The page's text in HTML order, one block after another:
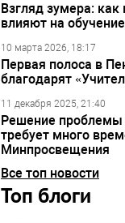
Взгляд зумера:
влияют на обучение
10 марта 2026, 18:17
Первая полоса в
благодарят
11 декабря 2025, 21:40
Решение проблемы
требует много
Минпросвещения
Все топ новости
Топ блоги